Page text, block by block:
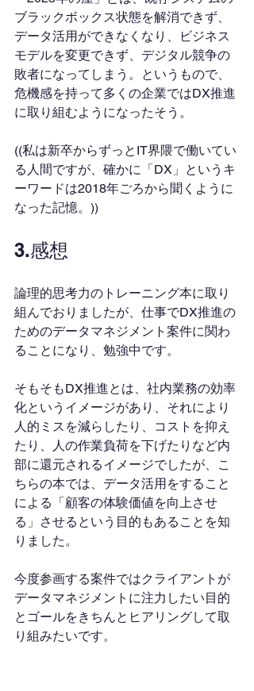
ブラックボックス状態を解消できず、
データ活用ができなくなり、ビジネス
モデルを変更できず、デジタル競争の
敗者になってしまう。というもので、
危機感を持って多くの企業ではDX推進
に取り組むようになったそう。
((私は新卒からずっとIT界隈で働いてい
る人間ですが、確かに「DX」というキ
ーワードは2018年ごろから聞くように
なった記憶。))
3.感想
論理的思考力のトレーニング本に取り
組んでおりましたが、仕事でDX推進の
ためのデータマネジメント案件に関わ
ることになり、勉強中です。
そもそもDX推進とは、社内業務の効率
化というイメージがあり、それにより
人的ミスを減らしたり、コストを抑え
たり、人の作業負荷を下げたりなど内
部に還元されるイメージでしたが、こ
ちらの本では、データ活用をすること
による「顧客の体験価値を向上させ
る」させるという目的もあることを知
りました。
今度参画する案件ではクライアントが
データマネジメントに注力したい目的
とゴールをきちんとヒアリングして取
り組みたいです。